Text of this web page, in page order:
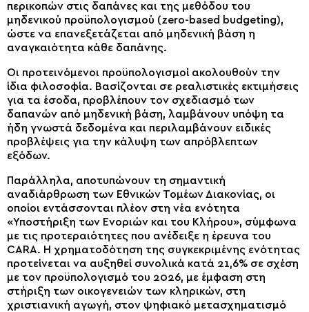
περικοπών στις δαπάνες και της μεθόδου του
μηδενικού προϋπολογισμού (zero-based budgeting),
ώστε να επανεξετάζεται από μηδενική βάση η
αναγκαιότητα κάθε δαπάνης.
Οι προτεινόμενοι προϋπολογισμοί ακολουθούν την
ίδια φιλοσοφία. Βασίζονται σε ρεαλιστικές εκτιμήσεις
για τα έσοδα, προβλέπουν τον σχεδιασμό των
δαπανών από μηδενική βάση, λαμβάνουν υπόψη τα
ήδη γνωστά δεδομένα και περιλαμβάνουν ειδικές
προβλέψεις για την κάλυψη των απρόβλεπτων
εξόδων.
Παράλληλα, αποτυπώνουν τη σημαντική
αναδιάρθρωση των Εθνικών Τομέων Διακονίας, οι
οποίοι εντάσσονται πλέον στη νέα ενότητα
«Υποστήριξη των Ενοριών και του Κλήρου», σύμφωνα
με τις προτεραιότητες που ανέδειξε η έρευνα του
CARA. Η χρηματοδότηση της συγκεκριμένης ενότητας
προτείνεται να αυξηθεί συνολικά κατά 21,6% σε σχέση
με τον προϋπολογισμό του 2026, με έμφαση στη
στήριξη των οικογενειών των κληρικών, στη
χριστιανική αγωγή, στον ψηφιακό μετασχηματισμό